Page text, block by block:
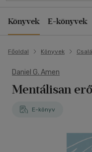
Könyvek E-könyvek
Főoldal Könyvek
Daniel G. Amen
Mentálisan
E-könyv